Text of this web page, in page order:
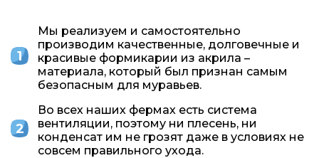
Мы реализуем и самостоятельно
производим качественные, долговечные и
красивые формикарии из акрила –
материала, который был признан самым
безопасным для муравьев.
Во всех наших фермах есть система
вентиляции, поэтому ни плесень, ни
конденсат им не грозят даже в условиях не
совсем правильного ухода.